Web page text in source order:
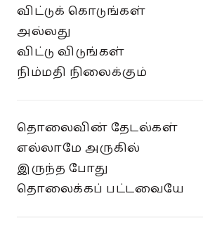
விட்டுக் கொடுங்கள்
அல்லது
விட்டு விடுங்கள்
நிம்மதி நிலைக்கும்
தொலைவின் தேடல்கள்
எல்லாமே அருகில்
இருந்த போது
தொலைக்கப் பட்டவையே